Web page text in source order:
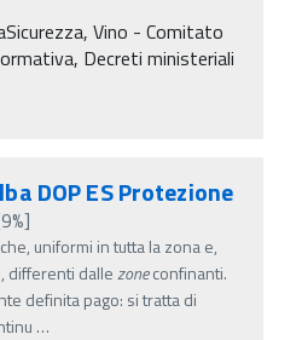
Vino - Comitato
Decreti ministeriali
DOP ES Protezione
uniformi in tutta la zona e,
differenti dallezoneconfinanti.
definita pago: si tratta di
…